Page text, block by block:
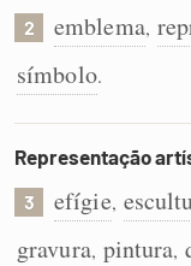
Cata-letras
Conexões
Caça-palavras
2 emblema,
símbolo.
Representação
3 efígie,
gravura, pintura,